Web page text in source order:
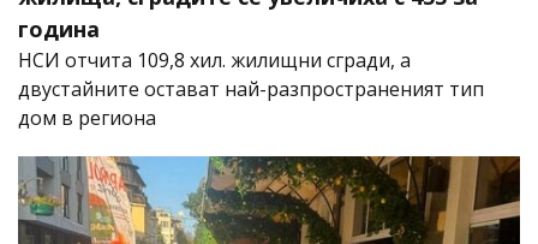
година
НСИ отчита 109,8 хил. жилищни сгради, а
двустайните остават най-разпространеният тип
дом в региона